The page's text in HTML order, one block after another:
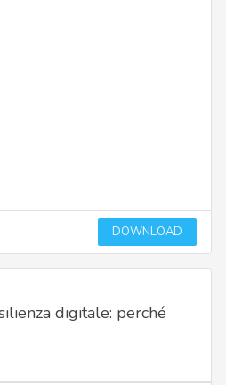
DOWNLOAD
digitale: perché